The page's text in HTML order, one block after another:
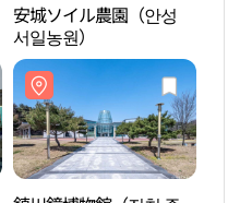
安城ソイル農園（안성
서일농원）